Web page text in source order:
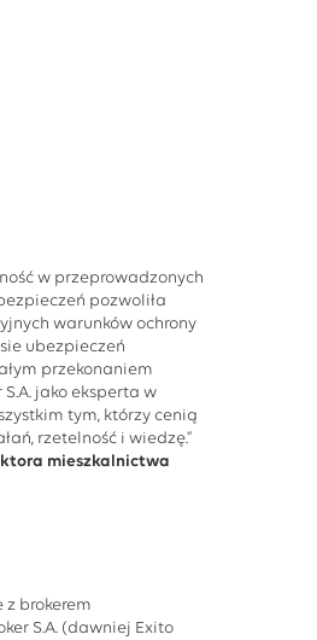
w przeprowadzonych
pozwoliła
warunków ochrony
ubezpieczeń
przekonaniem
jako eksperta w
tym, którzy cenią
rzetelność i wiedzę.”
mieszkalnictwa
z brokerem
S.A. (dawniej Exito